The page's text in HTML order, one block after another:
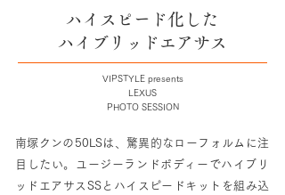
ハイスピード化した
ハイブリッドエアサス
VIPSTYLE presents
LEXUS
PHOTO SESSION
南塚クンの50LSは、驚異的なローフォルムに注
目したい。ユージーランドボディーでハイブリ
ッドエアサスSSとハイスピードキットを組み込